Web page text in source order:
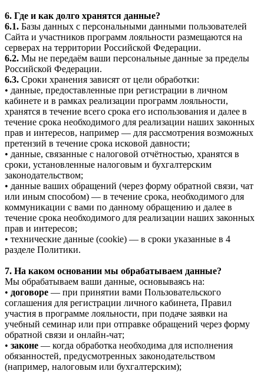
6. Где и как долго хранятся данные?
6.1. Базы данных с персональными данными пользователей
Сайта и участников программ лояльности размещаются на
серверах на территории Российской Федерации.
6.2. Мы не передаём ваши персональные данные за пределы
Российской Федерации.
6.3. Сроки хранения зависят от цели обработки:
• данные, предоставленные при регистрации в личном
кабинете и в рамках реализации программ лояльности,
хранятся в течение всего срока его использования и далее в
течение срока необходимого для реализации наших законных
прав и интересов, например — для рассмотрения возможных
претензий в течение срока исковой давности;
• данные, связанные с налоговой отчётностью, хранятся в
сроки, установленные налоговым и бухгалтерским
законодательством;
• данные ваших обращений (через форму обратной связи, чат
или иным способом) — в течение срока, необходимого для
коммуникации с вами по данному обращению и далее в
течение срока необходимого для реализации наших законных
прав и интересов;
• технические данные (cookie) — в сроки указанные в 4
разделе Политики.
7. На каком основании мы обрабатываем данные?
Мы обрабатываем ваши данные, основываясь на:
• договоре — при принятии вами Пользовательского
соглашения для регистрации личного кабинета, Правил
участия в программе лояльности, при подаче заявки на
учебный семинар или при отправке обращений через форму
обратной связи и онлайн-чат;
• законе — когда обработка необходима для исполнения
обязанностей, предусмотренных законодательством
(например, налоговым или бухгалтерским);